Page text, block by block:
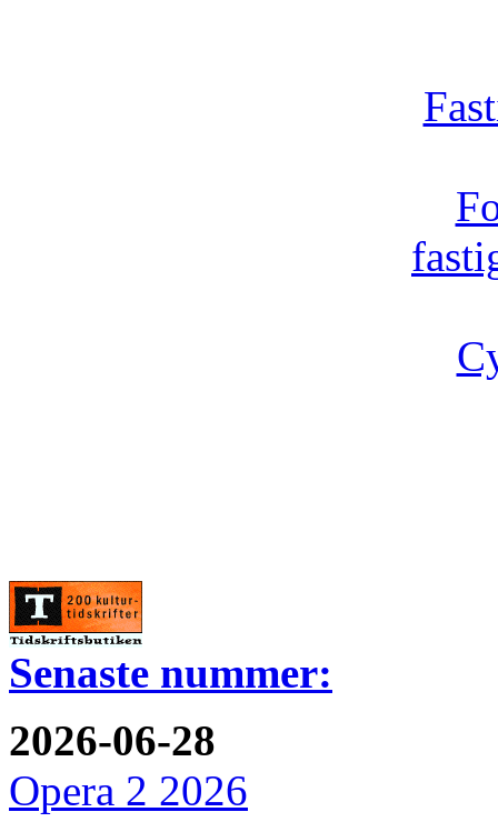
Senaste nummer:
2026-06-28
Opera 2 2026